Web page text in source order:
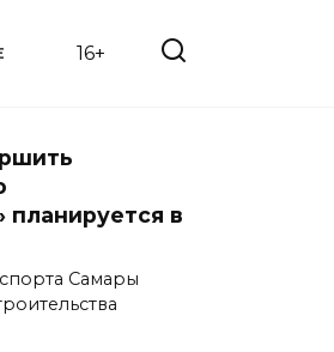
16+
планируется в
Самары